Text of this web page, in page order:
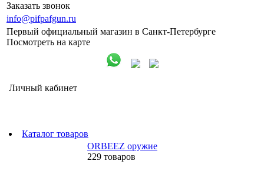
Заказать звонок
info@pifpafgun.ru
Первый официальный магазин в Санкт-Петербурге
Посмотреть на карте
Личный кабинет
Каталог товаров
ORBEEZ оружие
229 товаров